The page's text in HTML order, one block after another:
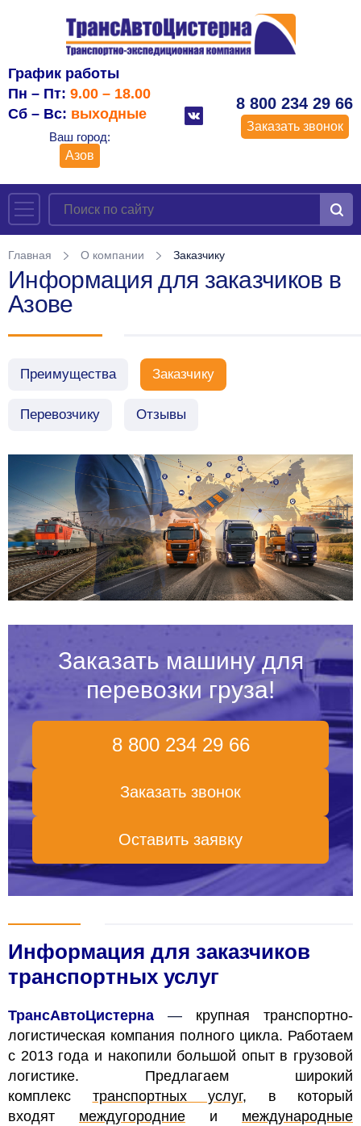
График работы
Пн – Пт: 9.00 – 18.00
Сб – Вс: выходные
Ваш город:
Азов
8 800 234 29 66
Заказать звонок
Главная О компании Заказчику
Информация для заказчиков в
Азове
Преимущества Заказчику
Перевозчику Отзывы
Заказать машину для
перевозки груза!
8 800 234 29 66
Заказать звонок
Оставить заявку
Информация для заказчиков
транспортных услуг
ТрансАвтоЦистерна — крупная транспортно-
логистическая компания полного цикла. Работаем
с 2013 года и накопили большой опыт в грузовой
логистике. Предлагаем широкий
комплекс транспортных услуг, в который
входят междугородние и международные